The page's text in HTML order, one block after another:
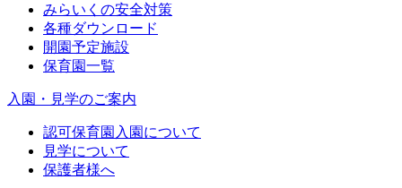
みらいくの安全対策
各種ダウンロード
開園予定施設
保育園一覧
入園・見学のご案内
認可保育園入園について
見学について
保護者様へ